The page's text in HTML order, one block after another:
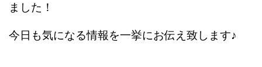
ました！
今日も気になる情報を一挙にお伝え致します♪